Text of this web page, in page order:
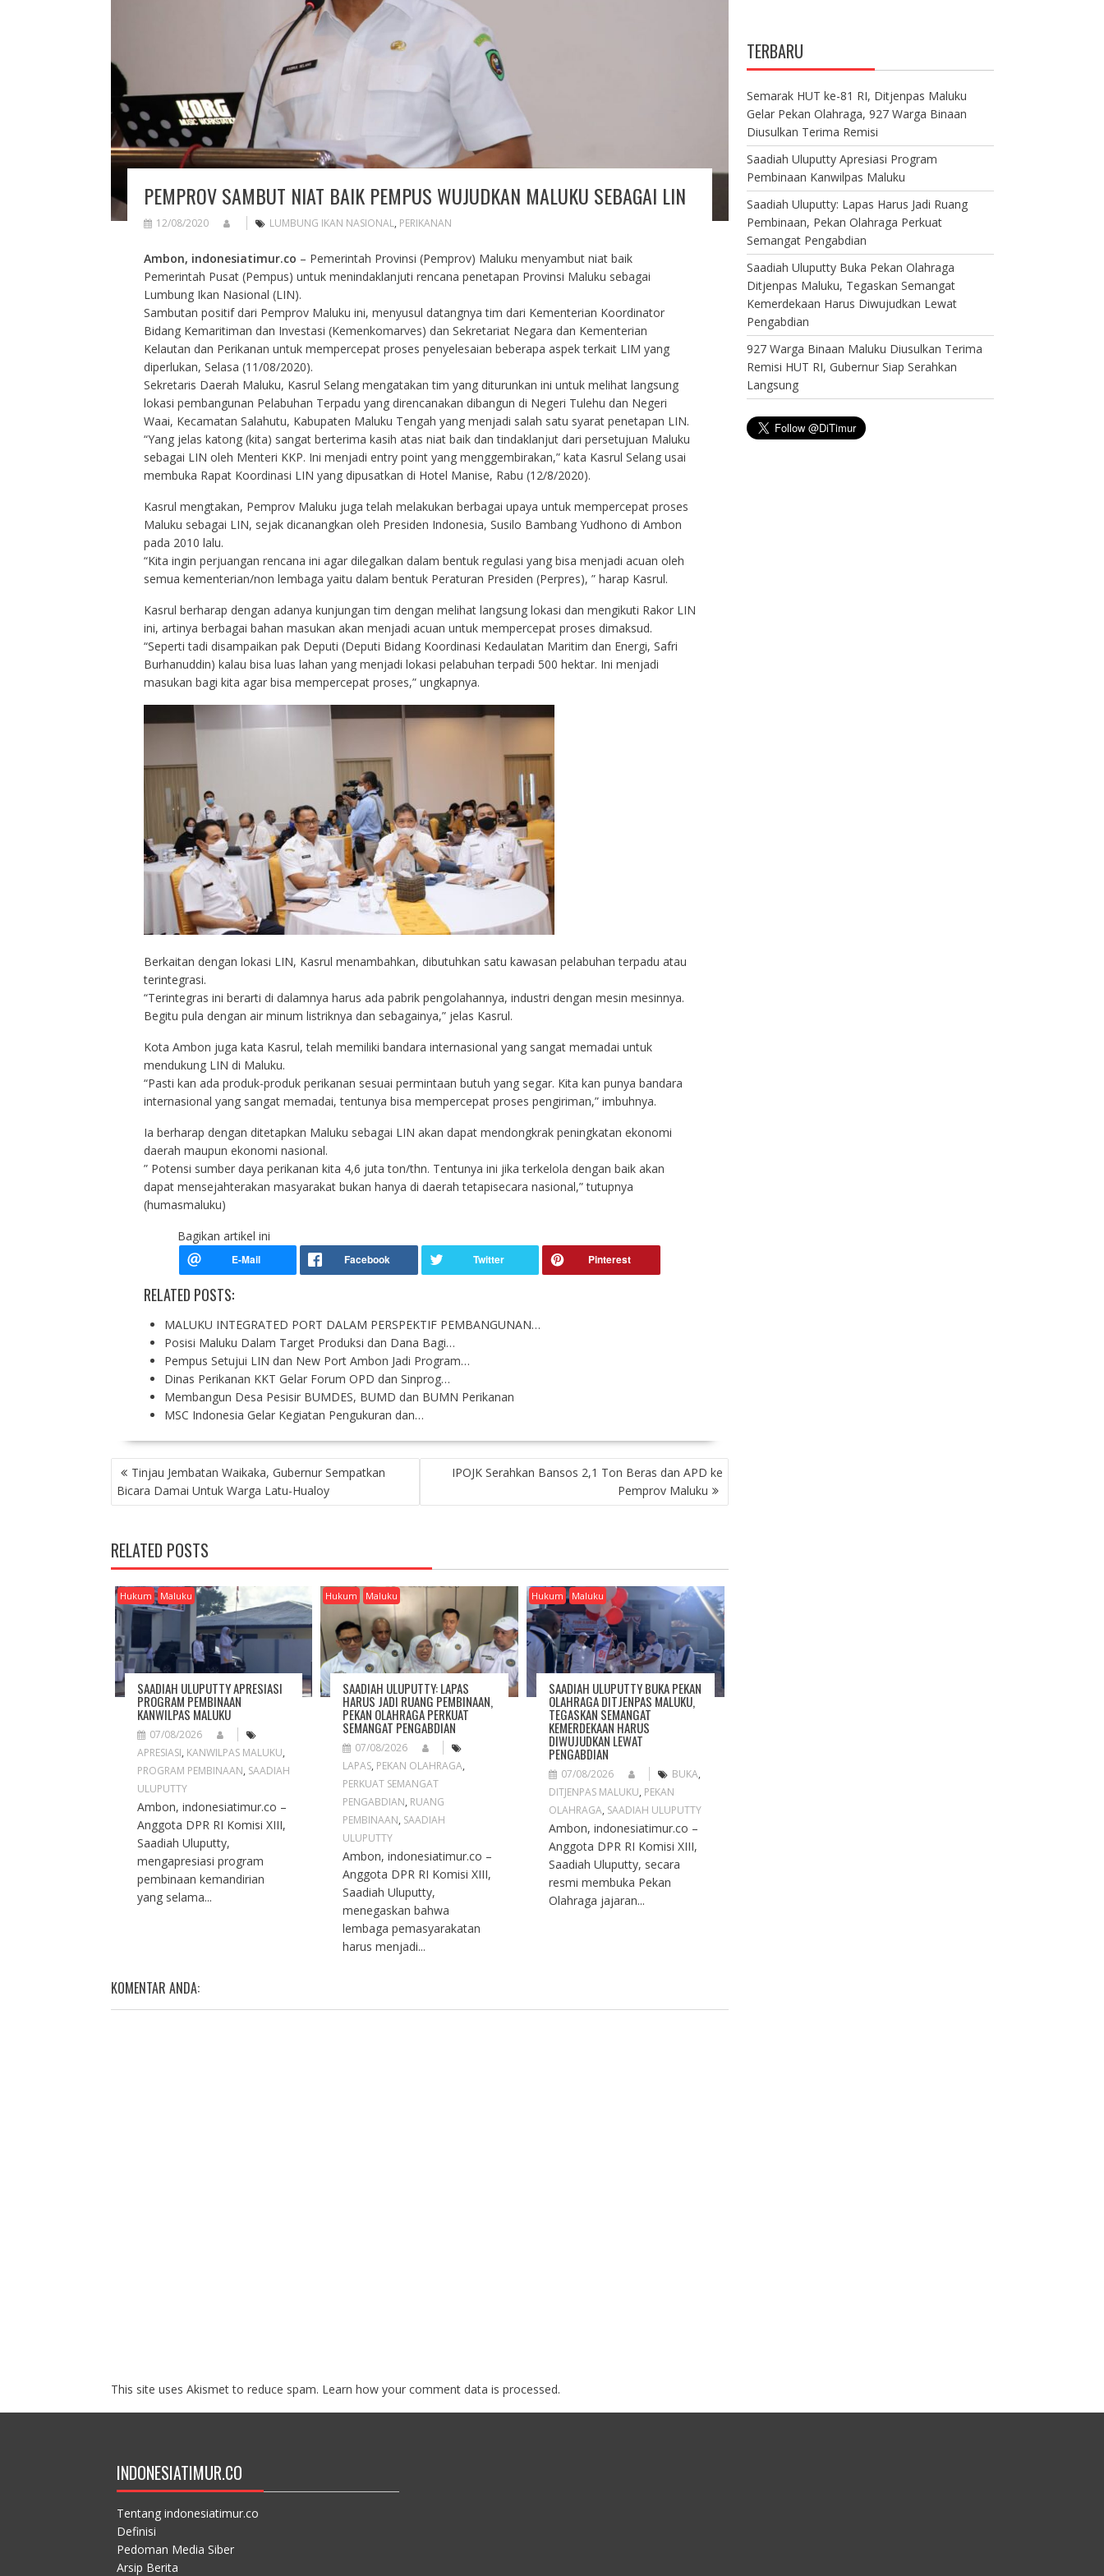
PEMPROV SAMBUT NIAT BAIK PEMPUS WUJUDKAN MALUKU SEBAGAI LIN
12/08/2020 LUMBUNG IKAN NASIONAL, PERIKANAN
Ambon, indonesiatimur.co – Pemerintah Provinsi (Pemprov) Maluku menyambut niat baik
Pemerintah Pusat (Pempus) untuk menindaklanjuti rencana penetapan Provinsi Maluku sebagai
Lumbung Ikan Nasional (LIN).
Sambutan positif dari Pemprov Maluku ini, menyusul datangnya tim dari Kementerian Koordinator
Bidang Kemaritiman dan Investasi (Kemenkomarves) dan Sekretariat Negara dan Kementerian
Kelautan dan Perikanan untuk mempercepat proses penyelesaian beberapa aspek terkait LIM yang
diperlukan, Selasa (11/08/2020).
Sekretaris Daerah Maluku, Kasrul Selang mengatakan tim yang diturunkan ini untuk melihat langsung
lokasi pembangunan Pelabuhan Terpadu yang direncanakan dibangun di Negeri Tulehu dan Negeri
Waai, Kecamatan Salahutu, Kabupaten Maluku Tengah yang menjadi salah satu syarat penetapan LIN.
“Yang jelas katong (kita) sangat berterima kasih atas niat baik dan tindaklanjut dari persetujuan Maluku
sebagai LIN oleh Menteri KKP. Ini menjadi entry point yang menggembirakan,” kata Kasrul Selang usai
membuka Rapat Koordinasi LIN yang dipusatkan di Hotel Manise, Rabu (12/8/2020).
Kasrul mengtakan, Pemprov Maluku juga telah melakukan berbagai upaya untuk mempercepat proses
Maluku sebagai LIN, sejak dicanangkan oleh Presiden Indonesia, Susilo Bambang Yudhono di Ambon
pada 2010 lalu.
“Kita ingin perjuangan rencana ini agar dilegalkan dalam bentuk regulasi yang bisa menjadi acuan oleh
semua kementerian/non lembaga yaitu dalam bentuk Peraturan Presiden (Perpres), ” harap Kasrul.
Kasrul berharap dengan adanya kunjungan tim dengan melihat langsung lokasi dan mengikuti Rakor LIN
ini, artinya berbagai bahan masukan akan menjadi acuan untuk mempercepat proses dimaksud.
“Seperti tadi disampaikan pak Deputi (Deputi Bidang Koordinasi Kedaulatan Maritim dan Energi, Safri
Burhanuddin) kalau bisa luas lahan yang menjadi lokasi pelabuhan terpadi 500 hektar. Ini menjadi
masukan bagi kita agar bisa mempercepat proses,” ungkapnya.
Berkaitan dengan lokasi LIN, Kasrul menambahkan, dibutuhkan satu kawasan pelabuhan terpadu atau
terintegrasi.
“Terintegras ini berarti di dalamnya harus ada pabrik pengolahannya, industri dengan mesin mesinnya.
Begitu pula dengan air minum listriknya dan sebagainya,” jelas Kasrul.
Kota Ambon juga kata Kasrul, telah memiliki bandara internasional yang sangat memadai untuk
mendukung LIN di Maluku.
“Pasti kan ada produk-produk perikanan sesuai permintaan butuh yang segar. Kita kan punya bandara
internasional yang sangat memadai, tentunya bisa mempercepat proses pengiriman,” imbuhnya.
Ia berharap dengan ditetapkan Maluku sebagai LIN akan dapat mendongkrak peningkatan ekonomi
daerah maupun ekonomi nasional.
” Potensi sumber daya perikanan kita 4,6 juta ton/thn. Tentunya ini jika terkelola dengan baik akan
dapat mensejahterakan masyarakat bukan hanya di daerah tetapisecara nasional,” tutupnya
(humasmaluku)
Bagikan artikel ini
RELATED POSTS:
MALUKU INTEGRATED PORT DALAM PERSPEKTIF PEMBANGUNAN…
Posisi Maluku Dalam Target Produksi dan Dana Bagi…
Pempus Setujui LIN dan New Port Ambon Jadi Program…
Dinas Perikanan KKT Gelar Forum OPD dan Sinprog…
Membangun Desa Pesisir BUMDES, BUMD dan BUMN Perikanan
MSC Indonesia Gelar Kegiatan Pengukuran dan…
P
O
S
N
A
V
G
A
T
O
N
Tinjau Jembatan Waikaka, Gubernur Sempatkan
Bicara Damai Untuk Warga Latu-Hualoy
IPOJK Serahkan Bansos 2,1 Ton Beras dan APD ke
Pemprov Maluku
RELATED POSTS
Hukum Maluku
SAADIAH ULUPUTTY APRESIASI
PROGRAM PEMBINAAN
KANWILPAS MALUKU
07/08/2026
APRESIASI, KANWILPAS MALUKU,
PROGRAM PEMBINAAN, SAADIAH
ULUPUTTY
Ambon, indonesiatimur.co –
Anggota DPR RI Komisi XIII,
Saadiah Uluputty,
mengapresiasi program
pembinaan kemandirian
yang selama...
Hukum Maluku
SAADIAH ULUPUTTY: LAPAS
HARUS JADI RUANG PEMBINAAN,
PEKAN OLAHRAGA PERKUAT
SEMANGAT PENGABDIAN
07/08/2026
LAPAS, PEKAN OLAHRAGA,
PERKUAT SEMANGAT
PENGABDIAN, RUANG
PEMBINAAN, SAADIAH
ULUPUTTY
Ambon, indonesiatimur.co –
Anggota DPR RI Komisi XIII,
Saadiah Uluputty,
menegaskan bahwa
lembaga pemasyarakatan
harus menjadi...
Hukum Maluku
SAADIAH ULUPUTTY BUKA PEKAN
OLAHRAGA DITJENPAS MALUKU,
TEGASKAN SEMANGAT
KEMERDEKAAN HARUS
DIWUJUDKAN LEWAT
PENGABDIAN
07/08/2026 BUKA,
DITJENPAS MALUKU, PEKAN
OLAHRAGA, SAADIAH ULUPUTTY
Ambon, indonesiatimur.co –
Anggota DPR RI Komisi XIII,
Saadiah Uluputty, secara
resmi membuka Pekan
Olahraga jajaran...
KOMENTAR ANDA:
This site uses Akismet to reduce spam. Learn how your comment data is processed.
TERBARU
Semarak HUT ke-81 RI, Ditjenpas Maluku
Gelar Pekan Olahraga, 927 Warga Binaan
Diusulkan Terima Remisi
Saadiah Uluputty Apresiasi Program
Pembinaan Kanwilpas Maluku
Saadiah Uluputty: Lapas Harus Jadi Ruang
Pembinaan, Pekan Olahraga Perkuat
Semangat Pengabdian
Saadiah Uluputty Buka Pekan Olahraga
Ditjenpas Maluku, Tegaskan Semangat
Kemerdekaan Harus Diwujudkan Lewat
Pengabdian
927 Warga Binaan Maluku Diusulkan Terima
Remisi HUT RI, Gubernur Siap Serahkan
Langsung
INDONESIATIMUR.CO
Tentang indonesiatimur.co
Definisi
Pedoman Media Siber
Arsip Berita